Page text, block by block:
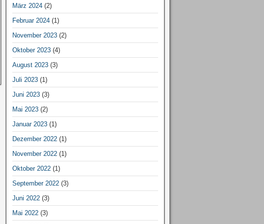
März 2024(2)
Februar 2024(1)
November 2023(2)
Oktober 2023(4)
August 2023(3)
Juli 2023(1)
Juni 2023(3)
Mai 2023(2)
Januar 2023(1)
Dezember 2022(1)
November 2022(1)
Oktober 2022(1)
September 2022(3)
Juni 2022(3)
Mai 2022(3)